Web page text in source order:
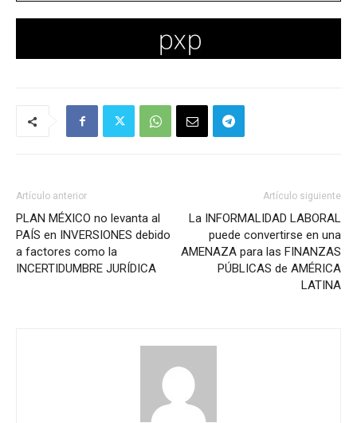
Artículo anterior
PLAN MÉXICO no levanta al
PAÍS en INVERSIONES debido
a factores como la
INCERTIDUMBRE JURÍDICA
Artículo siguiente
La INFORMALIDAD LABORAL
puede convertirse en una
AMENAZA para las FINANZAS
PÚBLICAS de AMÉRICA
LATINA